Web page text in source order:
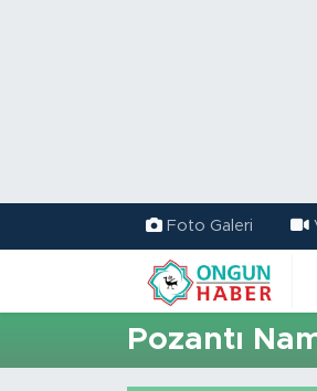
Foto Galeri
Pozantı
Trafik Durumu
TFF 2.Lig Kırmızı Grup
Tüm Manşetler